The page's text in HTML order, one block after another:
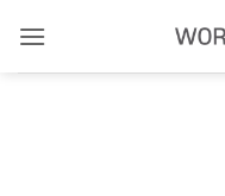
content